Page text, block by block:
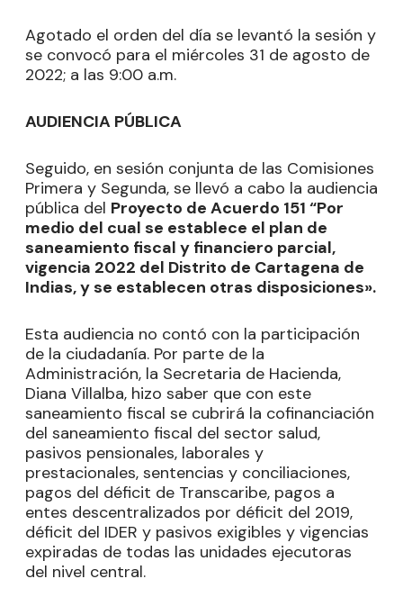
Agotado el orden del día se levantó la sesión y
se convocó para el miércoles 31 de agosto de
2022; a las 9:00 a.m.
AUDIENCIA PÚBLICA
Seguido, en sesión conjunta de las Comisiones
Primera y Segunda, se llevó a cabo la audiencia
pública del Proyecto de Acuerdo 151 “Por
medio del cual se establece el plan de
saneamiento fiscal y financiero parcial,
vigencia 2022 del Distrito de Cartagena de
Indias, y se establecen otras disposiciones».
Esta audiencia no contó con la participación
de la ciudadanía. Por parte de la
Administración, la Secretaria de Hacienda,
Diana Villalba, hizo saber que con este
saneamiento fiscal se cubrirá la cofinanciación
del saneamiento fiscal del sector salud,
pasivos pensionales, laborales y
prestacionales, sentencias y conciliaciones,
pagos del déficit de Transcaribe, pagos a
entes descentralizados por déficit del 2019,
déficit del IDER y pasivos exigibles y vigencias
expiradas de todas las unidades ejecutoras
del nivel central.